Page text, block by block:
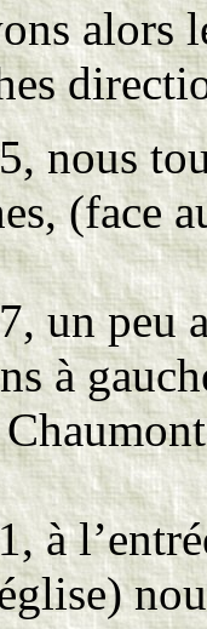
alors
nous
(face
un peu
à
à